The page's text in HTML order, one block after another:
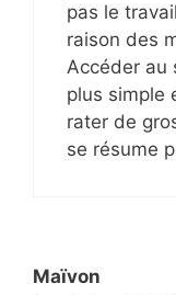
pas le
raison des
Accéder au
plus simple
rater de
se résume
Maïvon